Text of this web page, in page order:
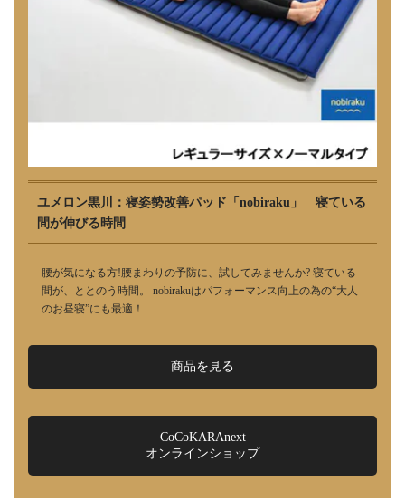
ユメロン黒川：寝姿勢改善パッド「nobiraku」 寝ている
間が伸びる時間
腰が気になる方!腰まわりの予防に、試してみませんか? 寝ている
間が、ととのう時間。 nobirakuはパフォーマンス向上の為の“大人
のお昼寝”にも最適！
商品を見る
CoCoKARAnext
オンラインショップ